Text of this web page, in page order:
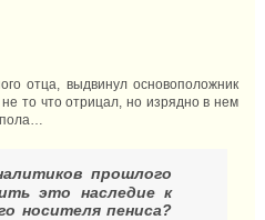
отца, выдвинул основоположник
то что отрицал, но изрядно в нем
прошлого
это наследие к
носителя пениса?